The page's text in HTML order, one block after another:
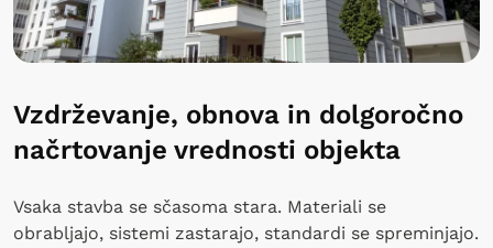
Vzdrževanje, obnova in dolgoročno
načrtovanje vrednosti objekta
Vsaka stavba se sčasoma stara. Materiali se
obrabljajo, sistemi zastarajo, standardi se spreminjajo.